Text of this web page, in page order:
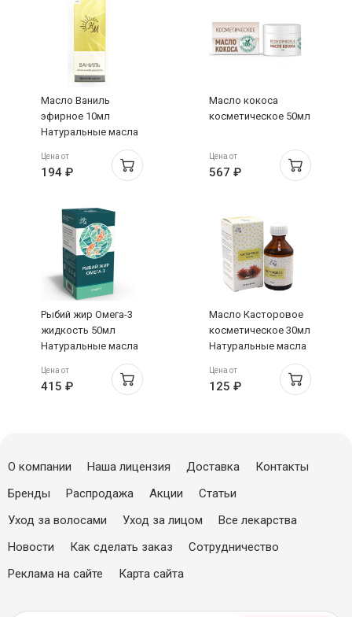
Масло Ваниль
эфирное 10мл
Натуральные масла
Цена от
194 ₽
Масло кокоса
косметическое 50мл
Цена от
567 ₽
Рыбий жир Омега-3
жидкость 50мл
Натуральные масла
Цена от
415 ₽
Масло Касторовое
косметическое 30мл
Натуральные масла
Цена от
125 ₽
О компании Наша лицензия Доставка
Контакты
Бренды
Распродажа Акции
Статьи
Уход за волосами
Уход за лицом
Все лекарства
Новости
Как сделать заказ
Сотрудничество
Реклама на сайте
Карта сайта